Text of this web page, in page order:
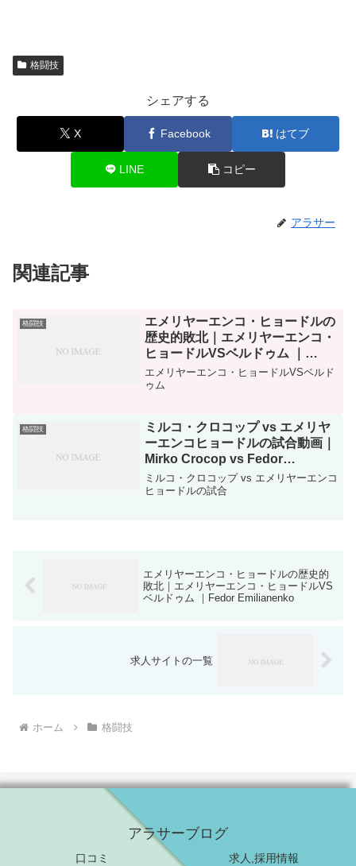
格闘技
シェアする
X Facebook はてブ
LINE コピー
アラサー
関連記事
格闘技
エメリヤーエンコ・ヒョードルの
歴史的敗北｜エメリヤーエンコ・
ヒョードルVSベルドゥム ｜
Fedor Emilianenko
エメリヤーエンコ・ヒョードルVSベルド
ゥム
格闘技
ミルコ・クロコップ vs エメリヤ
ーエンコヒョードルの試合動画｜
Mirko Crocop vs Fedor
Emilianenko
ミルコ・クロコップ vs エメリヤーエンコ
ヒョードルの試合
エメリヤーエンコ・ヒョードルの歴史的
敗北｜エメリヤーエンコ・ヒョードルVS
ベルドゥム ｜Fedor Emilianenko
求人サイトの一覧
ホーム 格闘技
アラサーブログ
口コミ
求人,採用情報